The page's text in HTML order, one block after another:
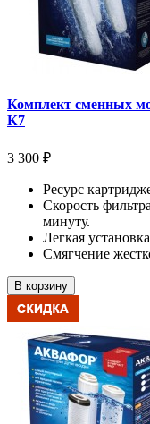
Комплект сменных
К7
3 300 ₽
Ресурс
Скорость
минуту.
Легкая
Смягчение
В корзину